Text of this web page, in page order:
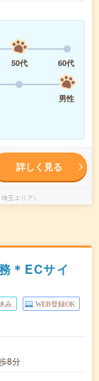
50代
60代
男性
詳しく見る
玉エリア）
＊ECサイ
み WEB登録OK
8分